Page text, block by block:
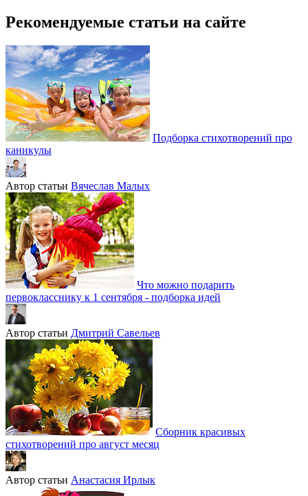
Рекомендуемые статьи на сайте
Подборка стихотворений про
каникулы
Автор статьи Вячеслав Малых
Что можно подарить
первокласснику к 1 сентября - подборка идей
Автор статьи Дмитрий Савельев
Сборник красивых
стихотворений про август месяц
Автор статьи Анастасия Ирлык